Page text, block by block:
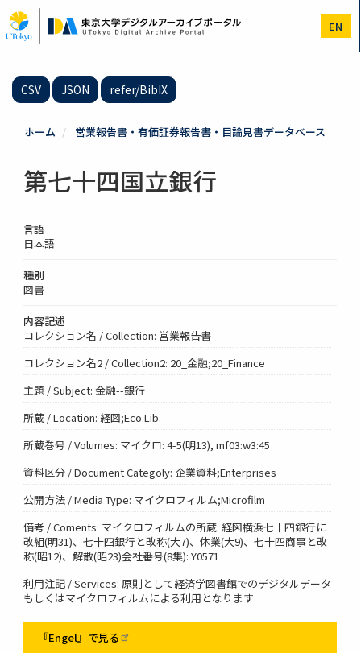
イ
ン
EN
CSV JSON refer/BibIX
ホーム 営業報告書・有価証券報告書・目論見書データベース
第七十四国立銀行
言語
日本語
種別
図書
内容記述
コレクション名 / Collection: 営業報告書
コレクション名2 / Collection2: 20_金融;20_Finance
主題 / Subject: 金融--銀行
所蔵 / Location: 経図;Eco.Lib.
所蔵巻号 / Volumes: マイクロ: 4-5(明13), mf03:w3:45
資料区分 / Document Categoly: 企業資料;Enterprises
公開方法 / Media Type: マイクロフィルム;Microfilm
備考 / Coments: マイクロフィルムの所蔵: 経図横浜七十四銀行に
改組(明31)、七十四銀行と改称(大7)、休業(大9)、七十四商事と改
称(昭12)、解散(昭23)会社番号(8集): Y0571
利用注記 / Services: 原則として経済学図書館でのデジタルデータ
もしくはマイクロフィルムによる利用となります
『Engel』で見る